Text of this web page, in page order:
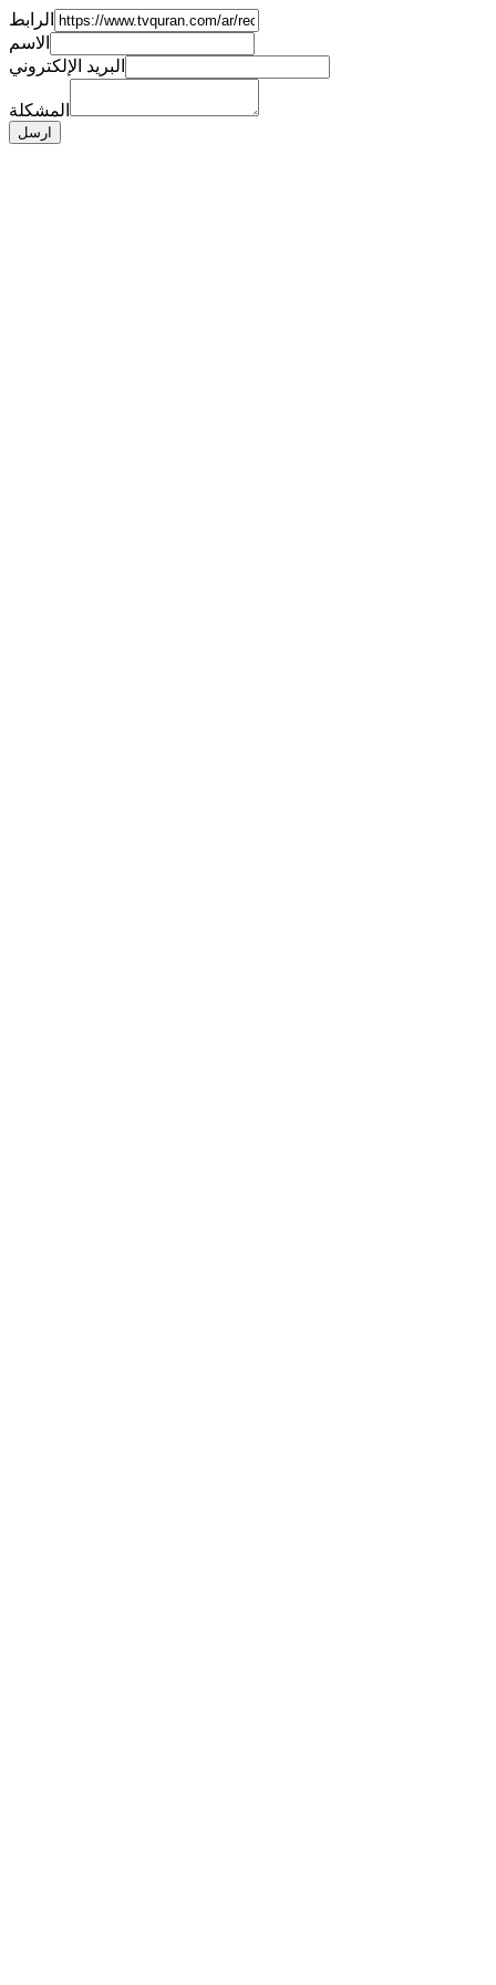
الرابط
الاسم
البريد الإلكتروني
المشكلة
ارسل